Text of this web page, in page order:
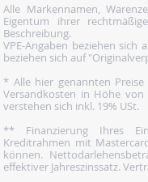
Alle Markennamen,
Eigentum ihrer
Beschreibung.
VPE-Angaben beziehen sich
beziehen sich auf
* Alle hier genannten
Versandkosten in Höhe
verstehen sich inkl. 19% USt.
** Finanzierung Ihres
Kreditrahmen mit
können.
effektiver Jahreszinssatz.